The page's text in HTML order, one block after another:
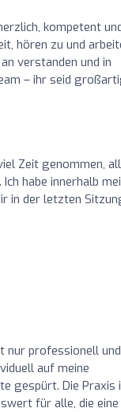
kompetent
hören zu und
verstanden und in
– ihr seid
Zeit genommen,
habe innerhalb
in der letzten
nur professionell und
auf meine
gespürt. Die Praxis
für alle, die eine